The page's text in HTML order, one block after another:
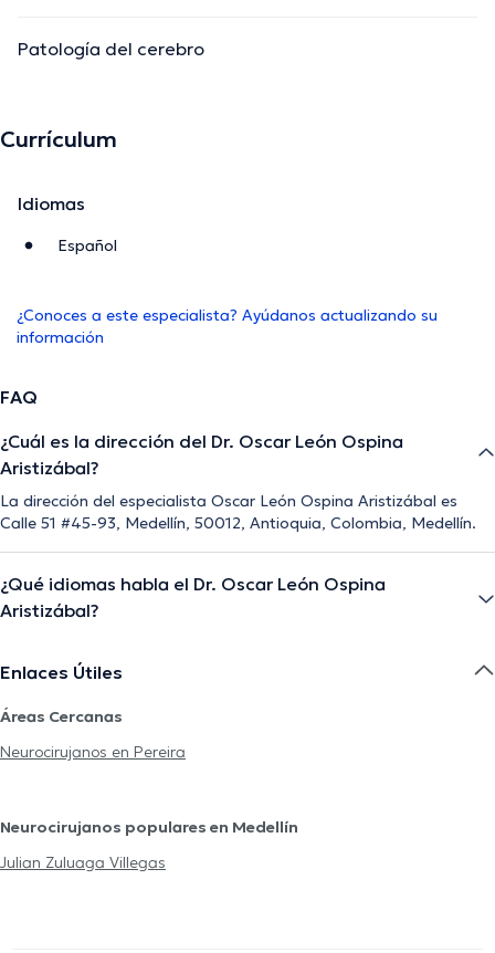
Patología del cerebro
Currículum
Idiomas
Español
¿Conoces a este especialista? Ayúdanos actualizando su
información
FAQ
¿Cuál es la dirección del Dr. Oscar León Ospina
Aristizábal?
La dirección del especialista Oscar León Ospina Aristizábal es
Calle 51 #45-93, Medellín, 50012, Antioquia, Colombia, Medellín.
¿Qué idiomas habla el Dr. Oscar León Ospina
Aristizábal?
Enlaces Útiles
Áreas Cercanas
Neurocirujanos en Pereira
Neurocirujanos populares en Medellín
Julian Zuluaga Villegas